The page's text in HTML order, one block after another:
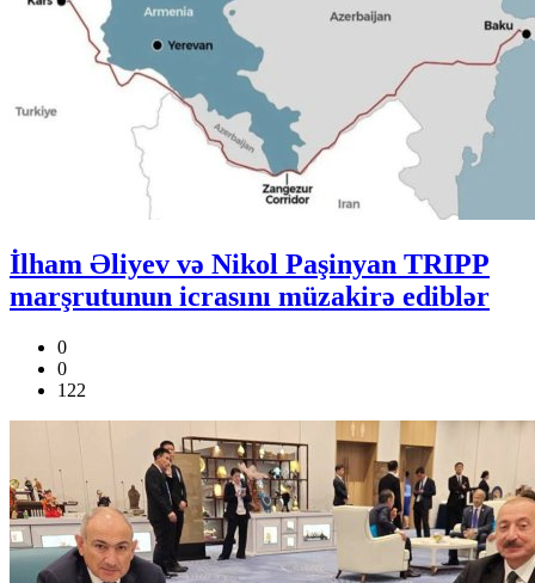
İlham Əliyev və Nikol Paşinyan TRIPP
marşrutunun icrasını müzakirə ediblər
0
0
122